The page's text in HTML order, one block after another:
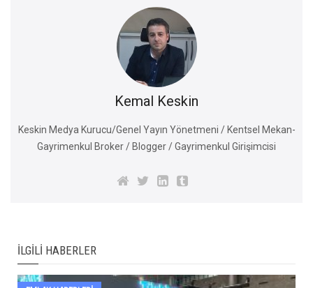
Kemal Keskin
Keskin Medya Kurucu/Genel Yayın Yönetmeni / Kentsel Mekan-
Gayrimenkul Broker / Blogger / Gayrimenkul Girişimcisi
İLGILI HABERLER